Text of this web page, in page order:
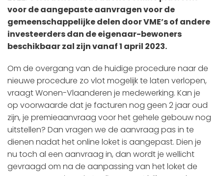
voor de aangepaste aanvragen voor de
gemeenschappelijke delen door VME’s of andere
investeerders dan de eigenaar-bewoners
beschikbaar zal zijn vanaf 1 april 2023.
Om de overgang van de huidige procedure naar de
nieuwe procedure zo vlot mogelijk te laten verlopen,
vraagt Wonen-Vlaanderen je medewerking. Kan je
op voorwaarde dat je facturen nog geen 2 jaar oud
zijn, je premieaanvraag voor het gehele gebouw nog
uitstellen? Dan vragen we de aanvraag pas in te
dienen nadat het online loket is aangepast. Dien je
nu toch al een aanvraag in, dan wordt je wellicht
gevraagd om na de aanpassing van het loket de